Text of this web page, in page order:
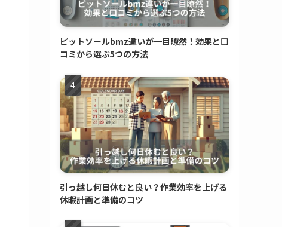
ピットソールbmz違いが一目瞭然！効果と口
コミから選ぶ5つの方法
引っ越し何日休むと良い？作業効率を上げる
休暇計画と準備のコツ